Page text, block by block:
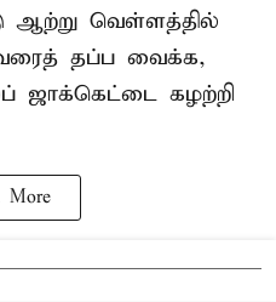
ஆற்று வெள்ளத்தில்
தப்ப வைக்க,
ஜாக்கெட்டை கழற்றி
More